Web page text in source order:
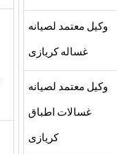
وكيل معتمد لصيانه
غساله كريازى
وكيل معتمد لصيانه
غسالات اطباق
كريازى